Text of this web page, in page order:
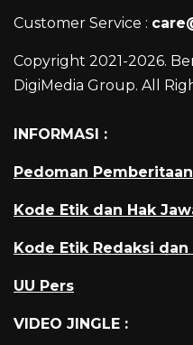
Customer Service :
Copyright 2021-2026.
DigiMedia Group. All
INFORMASI :
Pedoman
Kode Etik dan Hak
Kode Etik Redaksi dan
UU Pers
VIDEO JINGLE :